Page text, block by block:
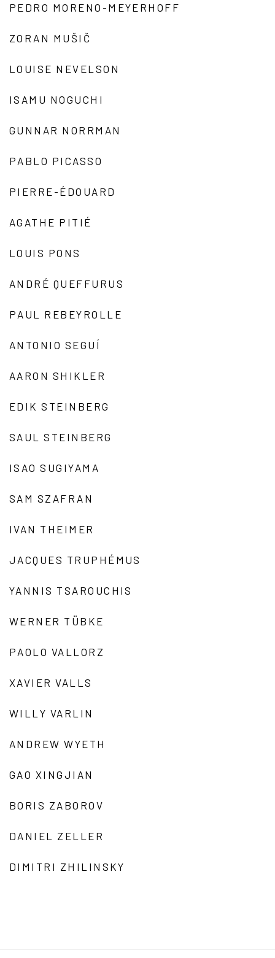
PEDRO MORENO-MEYERHOFF
ZORAN MUŠIČ
LOUISE NEVELSON
ISAMU NOGUCHI
GUNNAR NORRMAN
PABLO PICASSO
PIERRE-ÉDOUARD
AGATHE PITIÉ
LOUIS PONS
ANDRÉ QUEFFURUS
PAUL REBEYROLLE
ANTONIO SEGUÍ
AARON SHIKLER
EDIK STEINBERG
SAUL STEINBERG
ISAO SUGIYAMA
SAM SZAFRAN
IVAN THEIMER
JACQUES TRUPHÉMUS
YANNIS TSAROUCHIS
WERNER TÜBKE
PAOLO VALLORZ
XAVIER VALLS
WILLY VARLIN
ANDREW WYETH
GAO XINGJIAN
BORIS ZABOROV
DANIEL ZELLER
DIMITRI ZHILINSKY